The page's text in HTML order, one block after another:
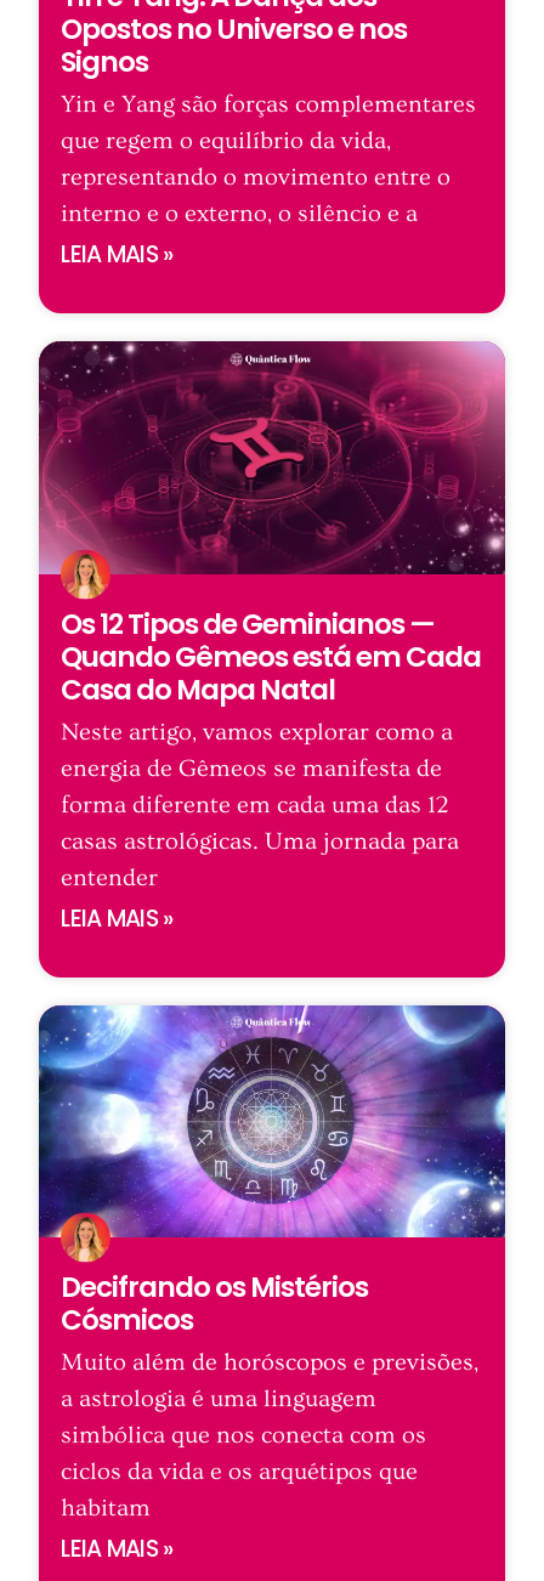
Opostos no Universo e nos
Signos
Yin e Yang são forças complementares
que regem o equilíbrio da vida,
representando o movimento entre o
interno e o externo, o silêncio e a
LEIA MAIS »
Os 12 Tipos de Geminianos —
Quando Gêmeos está em Cada
Casa do Mapa Natal
Neste artigo, vamos explorar como a
energia de Gêmeos se manifesta de
forma diferente em cada uma das 12
casas astrológicas. Uma jornada para
entender
LEIA MAIS »
Decifrando os Mistérios
Cósmicos
Muito além de horóscopos e previsões,
a astrologia é uma linguagem
simbólica que nos conecta com os
ciclos da vida e os arquétipos que
habitam
LEIA MAIS »